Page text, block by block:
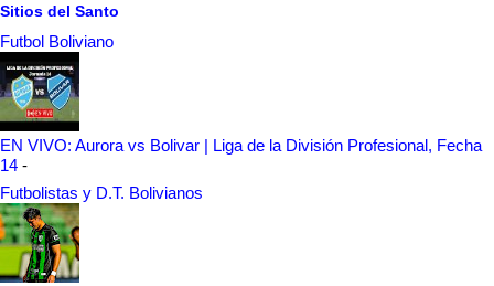
Sitios del Santo
Futbol Boliviano
EN VIVO: Aurora vs Bolivar | Liga de la División Profesional, Fecha
14 -
Futbolistas y D.T. Bolivianos